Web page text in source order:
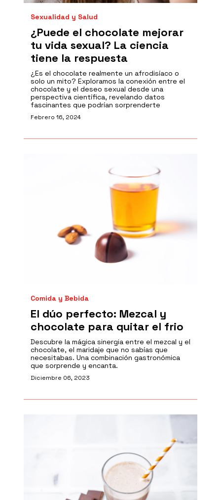
Sexualidad y Salud
¿Puede el chocolate mejorar
tu vida sexual? La ciencia
tiene la respuesta
¿Es el chocolate realmente un afrodisíaco o
solo un mito? Exploramos la conexión entre el
chocolate y el deseo sexual desde una
perspectiva científica, revelando datos
fascinantes que podrían sorprenderte
Febrero 16, 2024
Comida y Bebida
El dúo perfecto: Mezcal y
chocolate para quitar el frio
Descubre la mágica sinergia entre el mezcal y el
chocolate, el maridaje que no sabías que
necesitabas. Una combinación gastronómica
que sorprende y encanta.
Diciembre 06, 2023